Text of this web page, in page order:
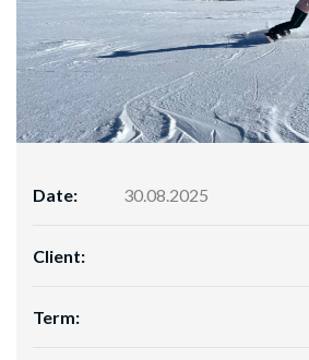
Date: 30.08.2025
Client:
Term: